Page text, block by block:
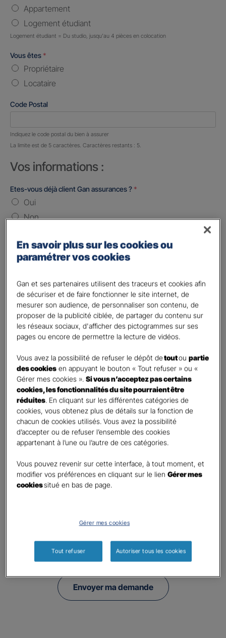
Appartement
Logement étudiant
Logement étudiant = Du studio, jusqu'au 4 pièces en colocation
Vous êtes *
Propriétaire
Locataire
Code Postal
Nombre de caractères restants :
Indiquez le code postal du bien à assurer
La limite est de 5 caractères. Caractères restants : 5.
Vos informations :
Etes-vous déjà client Gan assurances ? *
Oui
Non
Madame
Contact*
First Last
Téléphone*
United
States
+1
E-mail*
Informations complémentaires (facultatif)
Information données personnelles *
En cochant cette case et en soumettant ce formulaire,
j'accepte que mes données personnelles soient utilisées
Pour connaitre et exercer vos droits, notamment de retrait de votre consentement
Envoyer ma demande
En savoir plus sur les cookies ou
paramétrer vos cookies
Gan et ses partenaires utilisent des traceurs et cookies afin
de sécuriser et de faire fonctionner le site internet, de
mesurer son audience, de personnaliser son contenu, de
proposer de la publicité ciblée, de partager du contenu sur
les réseaux sociaux, d'afficher des pictogrammes sur ses
pages ou encore de permettre la lecture de vidéos.
Vous avez la possibilité de refuser le dépôt detoutoupartie
des cookies en appuyant le bouton « Tout refuser » ou «
Gérer mes cookies ».Si vous n’acceptez pas certains
cookies, les fonctionnalités du site pourraient être
réduites. En cliquant sur les différentes catégories de
cookies, vous obtenez plus de détails sur la fonction de
chacun de cookies utilisés. Vous avez la possibilité
d’accepter ou de refuser l’ensemble des cookies
appartenant à l’une ou l’autre de ces catégories.
Vous pouvez revenir sur cette interface, à tout moment, et
modifier vos préférences en cliquant sur le lienGérer mes
cookiessitué en bas de page.
Gérer mes cookies
Tout refuser Autoriser tous les cookies